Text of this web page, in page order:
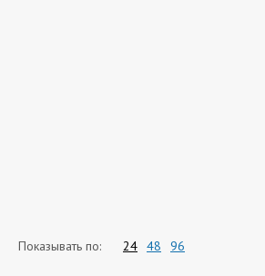
Показывать по: 24 48 96